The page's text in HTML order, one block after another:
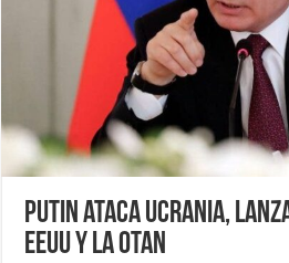
Putin ataca Ucrania,
EEUU y la OTAN